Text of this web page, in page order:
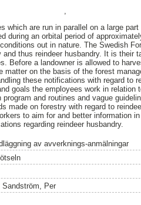
which are run in parallel on a large
during an orbital period of
out in nature. The Swedish
thus reindeer husbandry. It is their
Before a landowner is allowed to
matter on the basis of the forest
these notifications with regard to
goals the employees work in
and routines and vague
made on forestry with regard to
to aim for and better information
regarding reindeer husbandry.
av avverknings-anmälningar
Sandström, Per